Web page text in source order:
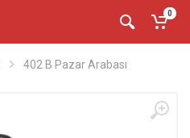
0
402 B Pazar Arabası